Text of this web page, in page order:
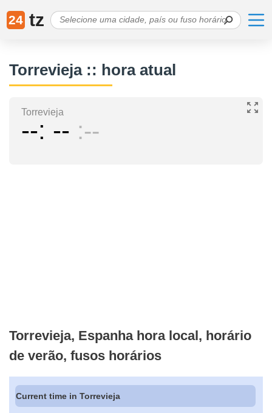
24 tz
Torrevieja :: hora atual
Torrevieja
-- -- --
Torrevieja, Espanha hora local, horário
de verão, fusos horários
Current time in Torrevieja